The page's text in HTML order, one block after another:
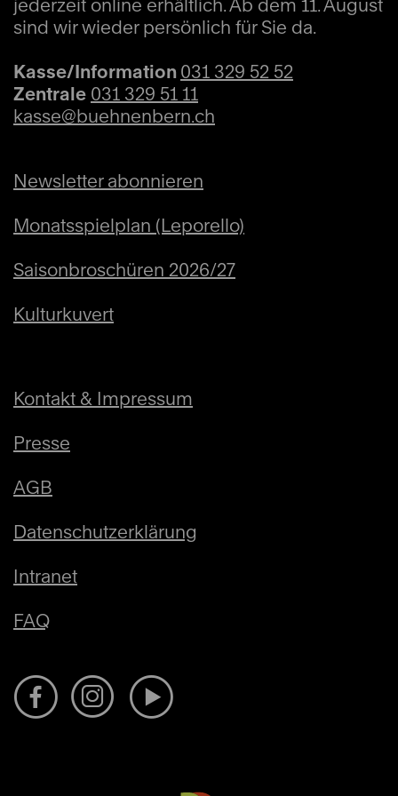
KV 219 (1775) (30')
Richard Strauss (1864 – 1949)
Also sprach Zarathustra, Tondichtung frei
jederzeit online erhältlich. Ab dem 11. August
sind wir wieder persönlich für Sie da.
Kasse/Information 031 329 52 52
Zentrale 031 329 51 11
kasse@buehnenbern.ch
Newsletter abonnieren
Monatsspielplan (Leporello)
Saisonbroschüren 2026/27
Kulturkuvert
Kontakt & Impressum
Presse
AGB
Datenschutzerklärung
Intranet
FAQ